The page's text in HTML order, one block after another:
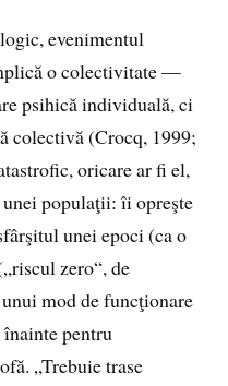
evenimentul
o colectivitate —
psihică individuală, ci
colectivă (Crocq, 1999;
oricare ar fi el,
unei populaţii: îi opreşte
unei epoci (ca o
zero“, de
mod de funcţionare
pentru
„Trebuie trase